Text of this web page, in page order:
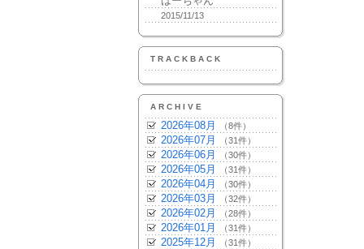
2015/11/13
TRACKBACK
ARCHIVE
2026年08月 （8件）
2026年07月 （31件）
2026年06月 （30件）
2026年05月 （31件）
2026年04月 （30件）
2026年03月 （32件）
2026年02月 （28件）
2026年01月 （31件）
2025年12月 （31件）